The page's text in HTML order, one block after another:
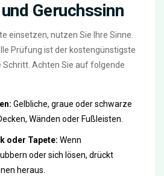
Geruchssinn
einsetzen, nutzen Sie Ihre Sinne.
Prüfung ist der kostengünstigste
Achten Sie auf folgende
Gelbliche, graue oder schwarze
Wänden oder Fußleisten.
oder Tapete: Wenn
oder sich lösen, drückt
heraus.